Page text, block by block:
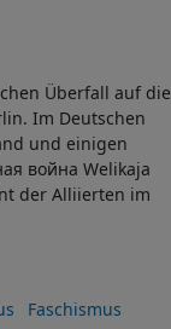
Überfall auf die
Im Deutschen
und einigen
война Welikaja
der Alliierten im
Faschismus